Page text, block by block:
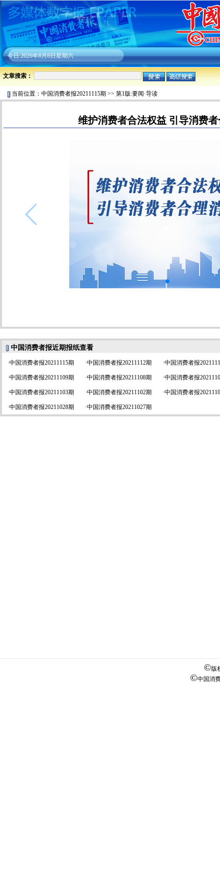
今日2026年8月8日星期六
文章搜索：
当前位置： 中国消费者报20211115期 >> 第1版:要闻·导读
维护消费者合法权益 引导消费
中国消费者报近期报纸查看
·中国消费者报20211115期 ·中国消费者报20211112期 ·中国消费者报
·中国消费者报20211109期 ·中国消费者报20211108期 ·中国消费者报
·中国消费者报20211103期 ·中国消费者报20211102期 ·中国消费者报
·中国消费者报20211028期 ·中国消费者报20211027期
©版
©中国消